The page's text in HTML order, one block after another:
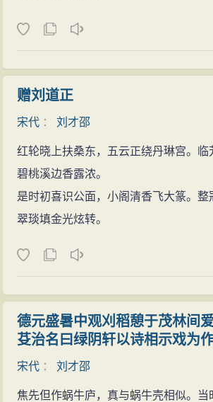
赠刘道正
宋代 ：刘才邵
红轮晓上扶桑东，五云正绕丹琳宫。临
碧桃溪边香露浓。
是时初喜识公面，小阁清香飞大篆。整
翠琰填金光炫转。
德元盛暑中观刈稻憩于茂林间
芟治名曰绿阴轩以诗相示戏为
宋代 ：刘才邵
焦先但作蜗牛庐，真与蜗牛壳相似。当